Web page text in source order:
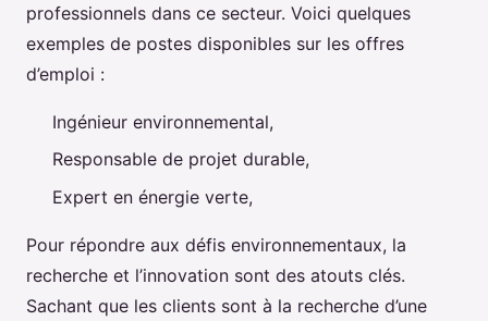
professionnels dans ce secteur. Voici quelques
exemples de postes disponibles sur les offres
d’emploi :
Ingénieur environnemental,
Responsable de projet durable,
Expert en énergie verte,
Pour répondre aux défis environnementaux, la
recherche et l’innovation sont des atouts clés.
Sachant que les clients sont à la recherche d’une